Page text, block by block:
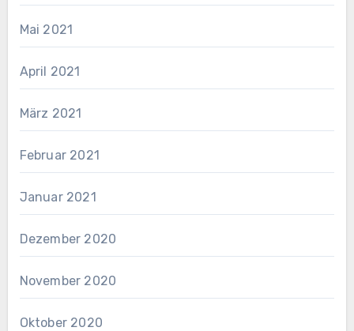
Mai 2021
April 2021
März 2021
Februar 2021
Januar 2021
Dezember 2020
November 2020
Oktober 2020